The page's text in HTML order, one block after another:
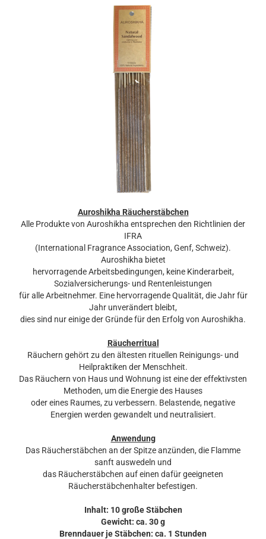
Auroshikha Räucherstäbchen
Alle Produkte von Auroshikha entsprechen den Richtlinien der
IFRA
(International Fragrance Association, Genf, Schweiz).
Auroshikha bietet
hervorragende Arbeitsbedingungen, keine Kinderarbeit,
Sozialversicherungs- und Rentenleistungen
für alle Arbeitnehmer. Eine hervorragende Qualität, die Jahr für
Jahr unverändert bleibt,
dies sind nur einige der Gründe für den Erfolg von Auroshikha.
Räucherritual
Räuchern gehört zu den ältesten rituellen Reinigungs- und
Heilpraktiken der Menschheit.
Das Räuchern von Haus und Wohnung ist eine der effektivsten
Methoden, um die Energie des Hauses
oder eines Raumes, zu verbessern. Belastende, negative
Energien werden gewandelt und neutralisiert.
Anwendung
Das Räucherstäbchen an der Spitze anzünden, die Flamme
sanft auswedeln und
das Räucherstäbchen auf einen dafür geeigneten
Räucherstäbchenhalter befestigen.
Inhalt: 10 große Stäbchen
Gewicht: ca. 30 g
Brenndauer je Stäbchen: ca. 1 Stunden